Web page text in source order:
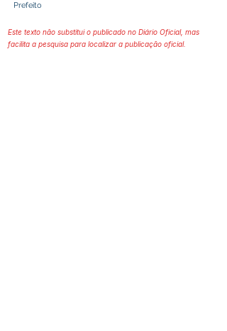
Prefeito
Este texto não substitui o publicado no Diário Oficial, mas
facilita a pesquisa para localizar a publicação oficial.